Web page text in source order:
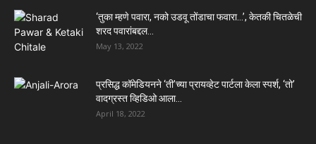
‘तुका म्हणे पवारा, नको उडवू तोंडाचा फवारा…’, केतकी चितळेची
शरद पवारांबद्दल...
May 13, 2022
प्रसिद्ध कॉमेडियनने ‘ती’च्या प्रायव्हेट पार्टला केला स्पर्श, ‘तो’
वादग्रस्त व्हिडिओ आला...
April 18, 2022